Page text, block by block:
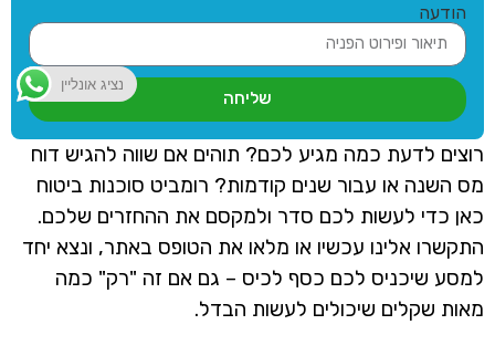
הודעה
שליחה
רוצים לדעת כמה מגיע לכם? תוהים אם שווה להגיש דוח
מס השנה או עבור שנים קודמות? רומביט סוכנות ביטוח
כאן כדי לעשות לכם סדר ולמקסם את ההחזרים שלכם.
התקשרו אלינו עכשיו או מלאו את הטופס באתר, ונצא יחד
למסע שיכניס לכם כסף לכיס – גם אם זה "רק" כמה
מאות שקלים שיכולים לעשות הבדל.
נציג אונליין